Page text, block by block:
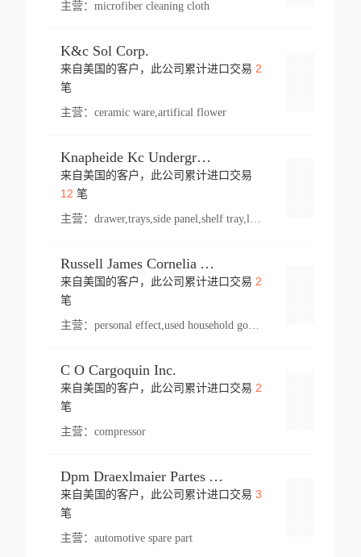
主营： microfiber cleaning cloth
K&c Sol Corp.
来自美国的客户，此公司累计进口交易 2
笔
主营： ceramic ware,artifical flower
Knapheide Kc Underground
来自美国的客户，此公司累计进口交易
12 笔
主营：
Russell James Cornelia Arlington Va
来自美国的客户，此公司累计进口交易 2
笔
主营： personal effect,used household goods
C O Cargoquin Inc.
来自美国的客户，此公司累计进口交易 2
笔
主营： compressor
Dpm Draexlmaier Partes Automotrices Corr Ind Huejotzingo
来自美国的客户，此公司累计进口交易 3
笔
主营： automotive spare part